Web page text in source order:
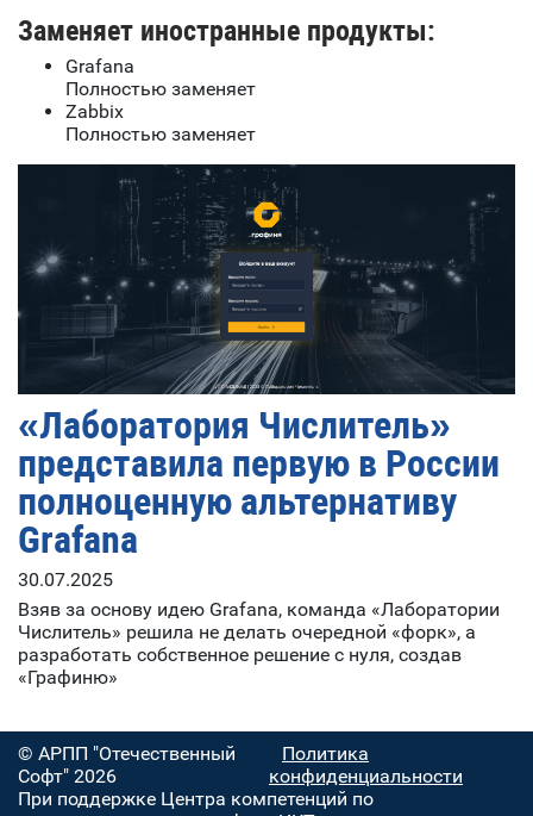
Заменяет иностранные продукты:
Grafana
Полностью заменяет
Zabbix
Полностью заменяет
«Лаборатория Числитель»
представила первую в России
полноценную альтернативу
Grafana
30.07.2025
Взяв за основу идею Grafana, команда «Лаборатории
Числитель» решила не делать очередной «форк», а
разработать собственное решение с нуля, создав
«Графиню»
© АРПП "Отечественный
Софт" 2026
Политика
конфиденциальности
При поддержке Центра компетенций по